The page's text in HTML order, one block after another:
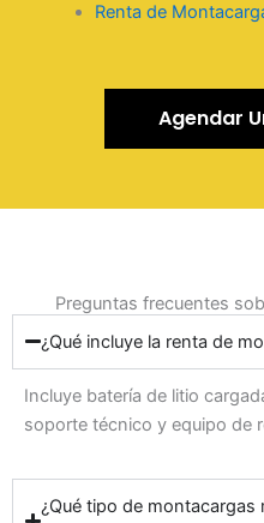
Renta de
Agendar
Preguntas frecuentes
¿Qué incluye la renta de
Incluye batería de litio
soporte técnico y equipo de
¿Qué tipo de montacargas